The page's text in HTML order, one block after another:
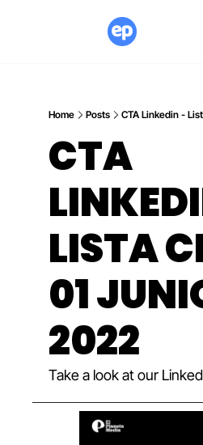
Home Posts CTA Linkedin -
CTA
LISTA
01
2022
Take a look at our